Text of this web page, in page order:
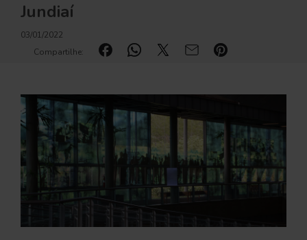
Jundiaí
03/01/2022
Compartilhe: